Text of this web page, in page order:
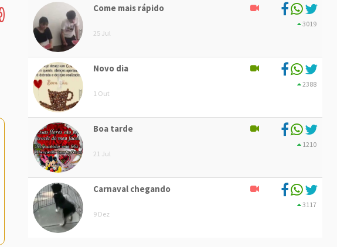
Come mais rápido
25 Jul
3019
Novo dia
1 Out
2388
Boa tarde
21 Jul
1210
Carnaval chegando
9 Dez
3117